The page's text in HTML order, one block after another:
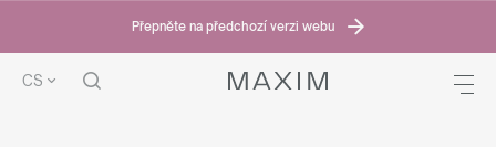
Přepněte na předchozí verzi webu
CS